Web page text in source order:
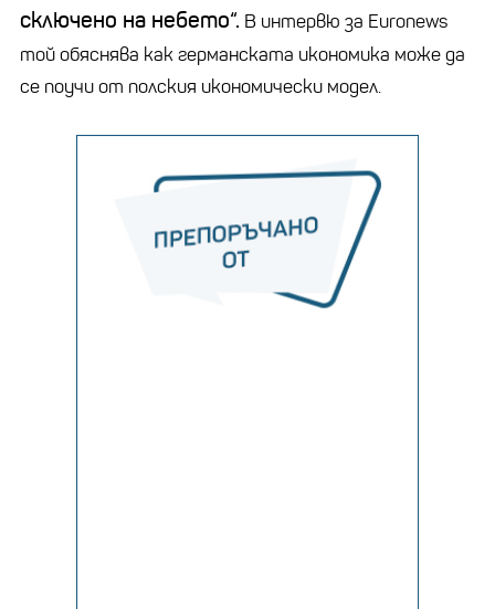
сключено на небето“. В интервю за Euronews
той обяснява как германската икономика може да
се поучи от полския икономически модел.